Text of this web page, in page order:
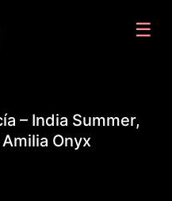
☰
– India Summer,
Onyx